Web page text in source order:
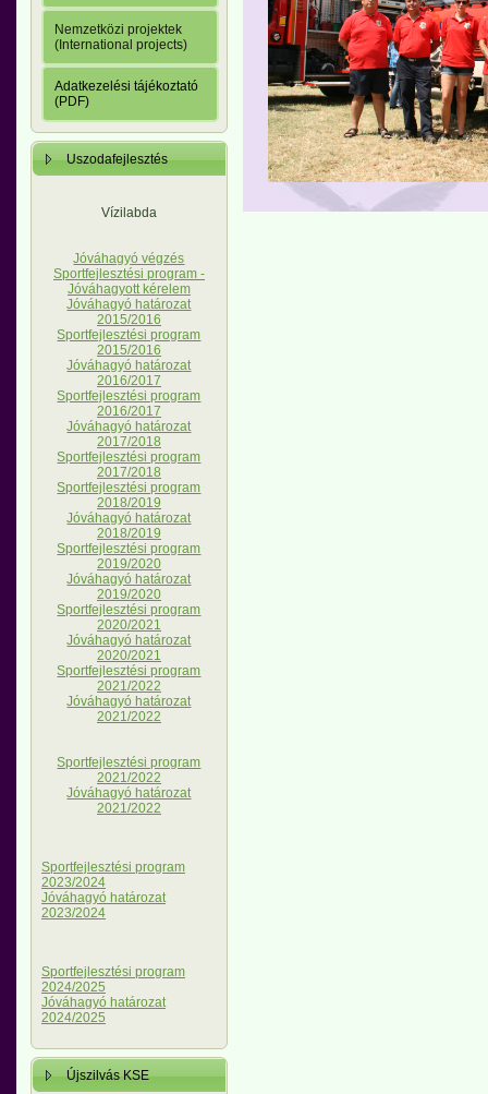
Nemzetközi projektek
(International projects)
Adatkezelési tájékoztató
(PDF)
Uszodafejlesztés
Vízilabda
Jóváhagyó végzés
Sportfejlesztési program -
Jóváhagyott kérelem
Jóváhagyó határozat
2015/2016
Sportfejlesztési program
2015/2016
Jóváhagyó határozat
2016/2017
Sportfejlesztési program
2016/2017
Jóváhagyó határozat
2017/2018
Sportfejlesztési program
2017/2018
Sportfejlesztési program
2018/2019
Jóváhagyó határozat
2018/2019
Sportfejlesztési program
2019/2020
Jóváhagyó határozat
2019/2020
Sportfejlesztési program
2020/2021
Jóváhagyó határozat
2020/2021
Sportfejlesztési program
2021/2022
Jóváhagyó határozat
2021/2022
Sportfejlesztési program
2021/2022
Jóváhagyó határozat
2021/2022
Sportfejlesztési program
2023/2024
Jóváhagyó határozat
2023/2024
Sportfejlesztési program
2024/2025
Jóváhagyó határozat
2024/2025
Újszilvás KSE